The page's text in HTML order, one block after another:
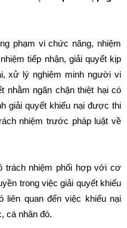
phạm vi chức năng, nhiệm
tiếp nhận, giải quyết kịp
xử lý nghiêm minh người vi
nhằm ngăn chặn thiệt hại có
giải quyết khiếu nại được thi
nhiệm trước pháp luật về
trách nhiệm phối hợp với cơ
trong việc giải quyết khiếu
liên quan đến việc khiếu nại
cá nhân đó.